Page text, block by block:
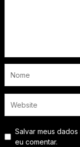
Salvar meus
eu comentar.